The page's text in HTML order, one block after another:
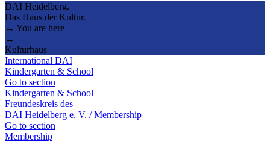
DAI Heidelberg.
Das Haus der Kultur.
→ You are here
→
Kulturhaus
International DAI
Kindergarten & School
Go to section
Kindergarten & School
Freundeskreis des
DAI Heidelberg e. V. / Membership
Go to section
Membership